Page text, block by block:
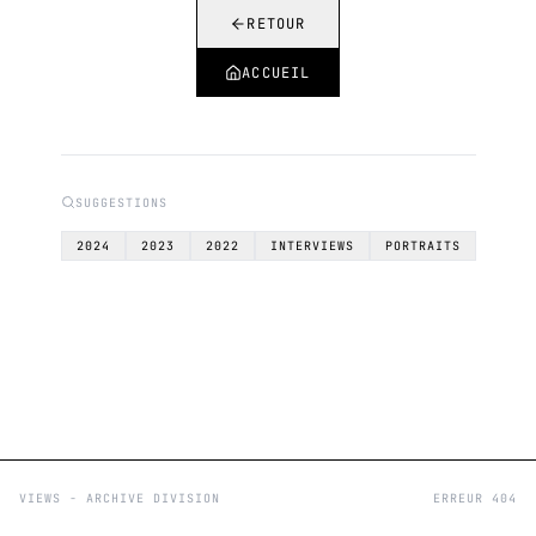
RETOUR
ACCUEIL
SUGGESTIONS
2024 2023 2022 INTERVIEWS PORTRAITS
VIEWS - ARCHIVE DIVISION ERREUR 404